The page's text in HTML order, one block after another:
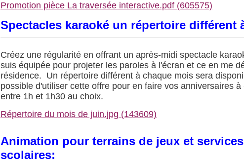
Promotion pièce La traversée interactive.pdf (605575)
Spectacles karaoké un répertoire différent
Créez une régularité en offrant un après-midi spectacle
suis équipée pour projeter les paroles à l'écran et ce en me
résidence. Un répertoire différent à chaque mois sera
possible d'utiliser cette offre pour en faire vos anniversaires
entre 1h et 1h30 au choix.
Répertoire du mois de juin.jpg (143609)
Animation pour terrains de jeux et
scolaires: